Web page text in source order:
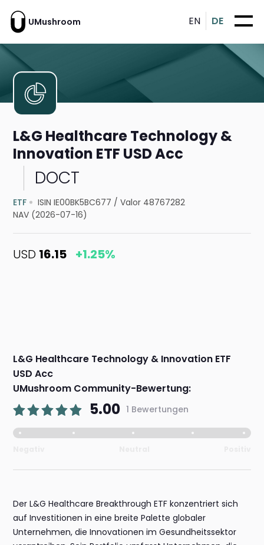
UMushroom EN DE
L&G Healthcare Technology &
Innovation ETF USD Acc
DOCT
ETF ISIN IE00BK5BC677 /Valor 48767282
NAV (2026-07-16)
USD 16.15 +1.25%
L&G Healthcare Technology & Innovation ETF
USD Acc
UMushroom Community-Bewertung:
5.00 1 Bewertungen
Der L&G Healthcare Breakthrough ETF konzentriert sich
auf Investitionen in eine breite Palette globaler
Unternehmen, die Innovationen im Gesundheitssektor